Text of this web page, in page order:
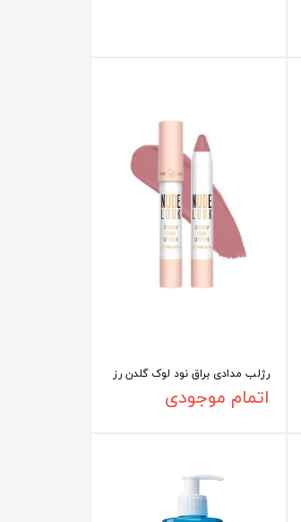
رژلب مدادی براق نود لوک گلدن رز
اتمام موجودی